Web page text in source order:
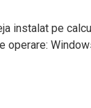
instalat pe
operare: